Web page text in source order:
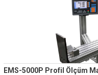
Müşteri temsilcilerimiz
EMS-5000P Profil Ölçüm